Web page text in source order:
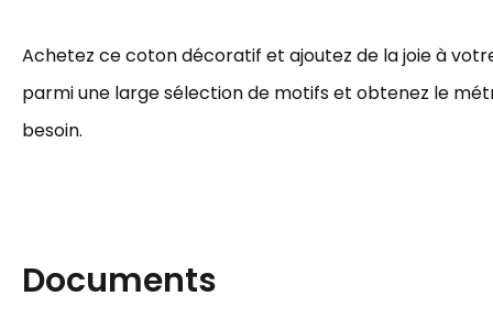
Achetez ce coton décoratif et ajoutez de la joie à
parmi une large sélection de motifs et obtenez le
besoin.
Documents